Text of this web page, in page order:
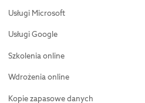
Usługi Microsoft
Usługi Google
Szkolenia online
Wdrożenia online
Kopie zapasowe danych